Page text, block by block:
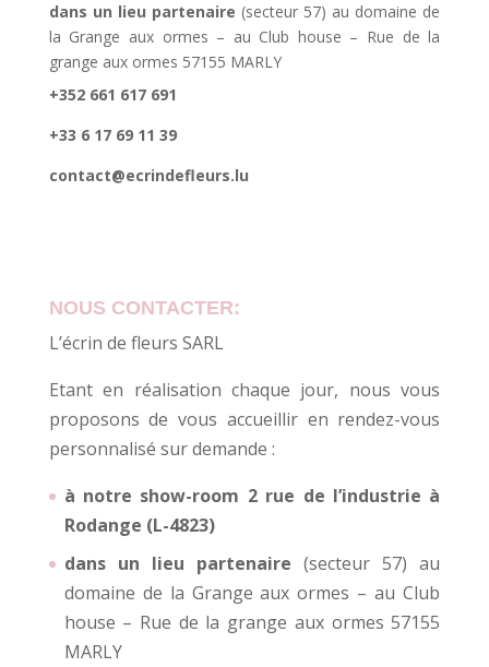
dans un lieu partenaire (secteur 57) au domaine de
la Grange aux ormes – au Club house – Rue de la
grange aux ormes 57155 MARLY
+352 661 617 691
+33 6 17 69 11 39
contact@ecrindefleurs.lu
NOUS CONTACTER:
L’écrin de fleurs SARL
Etant en réalisation chaque jour, nous vous
proposons de vous accueillir en rendez-vous
personnalisé sur demande :
à notre show-room 2 rue de l’industrie à
Rodange (L-4823)
dans un lieu partenaire (secteur 57) au
domaine de la Grange aux ormes – au Club
house – Rue de la grange aux ormes 57155
MARLY